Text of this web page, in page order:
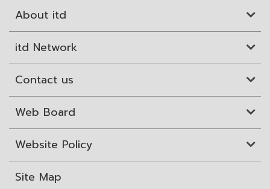
About itd
itd Network
Contact us
Web Board
Website Policy
Site Map